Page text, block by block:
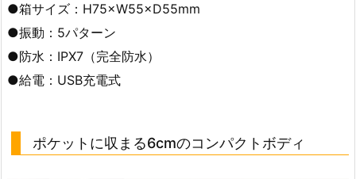
●箱サイズ：H75×W55×D55mm
●振動：5パターン
●防水：IPX7（完全防水）
●給電：USB充電式
ポケットに収まる6cmのコンパクトボディ